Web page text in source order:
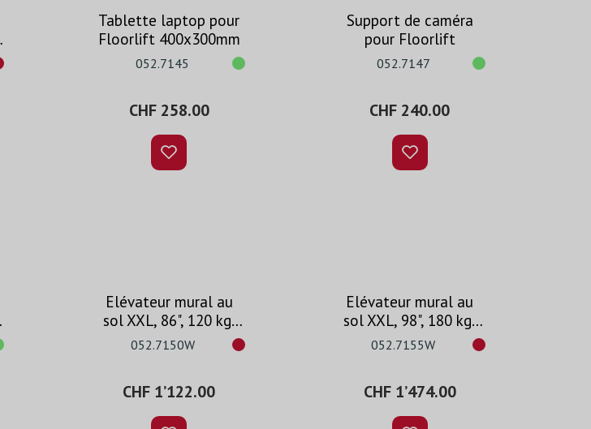
Tablette laptop pour
Floorlift 400x300mm
052.7145
CHF 258.00
Support de caméra
pour Floorlift
052.7147
CHF 240.00
Elévateur mural au
sol XXL, 86", 120 kg,
hauteur réglable 870
052.7150W
CHF 1’122.00
Elévateur mural au
sol XXL, 98", 180 kg,
hauteur réglable 870
052.7155W
CHF 1’474.00